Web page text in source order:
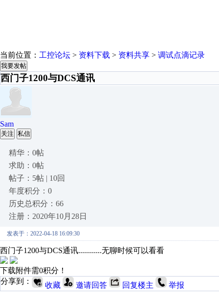
当前位置： 工控论坛 > 资料下载 > 资料共享 > 调试点滴记录
我要发帖
西门子1200与DCS通讯
Sam
关注 私信
精华：0帖
求助：0帖
帖子：5帖 | 10回
年度积分：0
历史总积分：66
注册：2020年10月28日
发表于：2022-04-18 16:09:30
西门子1200与DCS通讯............无聊时候可以看看
下载附件需0积分！
分享到：
收藏 邀请回答 回复楼主 举报